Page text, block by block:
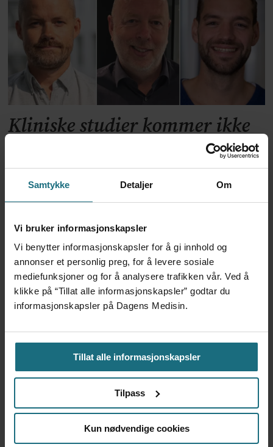
Samtykke Detaljer Om
Vi bruker informasjonskapsler
Vi benytter informasjonskapsler for å gi innhold og
annonser et personlig preg, for å levere sosiale
mediefunksjoner og for å analysere trafikken vår. Ved å
klikke på “Tillat alle informasjonskapsler” godtar du
informasjonskapsler på Dagens Medisin.
Tillat alle informasjonskapsler
Tilpass
Kun nødvendige cookies
Kliniske studier kommer ikke
til land bare fordi de er gode på
forskning
Foretaksreformen må vurderes
i pasientenes perspektiv